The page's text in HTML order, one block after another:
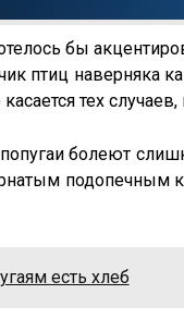
бы
птиц наверняка
тех
болеют
подопечным
есть хлеб